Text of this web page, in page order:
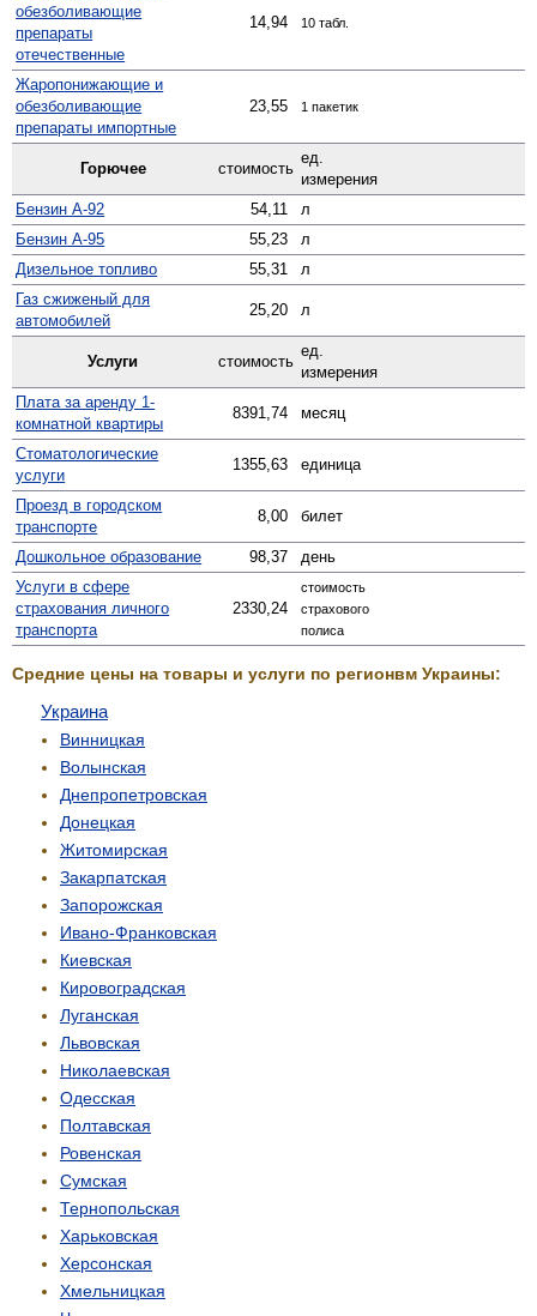
обезболивающие
препараты
отечественные
14,94 10 табл.
Жаро­понижающие и
обезболивающие
препараты импортные
23,55 1 пакетик
Горючее стоимость
ед.
измерения
Бензин А-92
54,11
л
Бензин А-95
55,23
л
Дизельное топливо
55,31
л
Газ сжиженый для
автомобилей
25,20 л
Услуги стоимость
ед.
измерения
Плата за аренду 1-
комнатной квартиры
8391,74 месяц
Стомато­логические
услуги
1355,63 единица
Проезд в городском
транспорте
8,00 билет
Дошкольное образование 98,37
день
Услуги в сфере
страхования личного
транспорта
2330,24
стоимость
страхового
полиса
Средние цены на товары и услуги по регионвм Украины:
Украина
Винницкая
Волынская
Днепропетровская
Донецкая
Житомирская
Закарпатская
Запорожская
Ивано-Франковская
Киевская
Кировоградская
Луганская
Львовская
Николаевская
Одесская
Полтавская
Ровенская
Сумская
Тернопольская
Харьковская
Херсонская
Хмельницкая